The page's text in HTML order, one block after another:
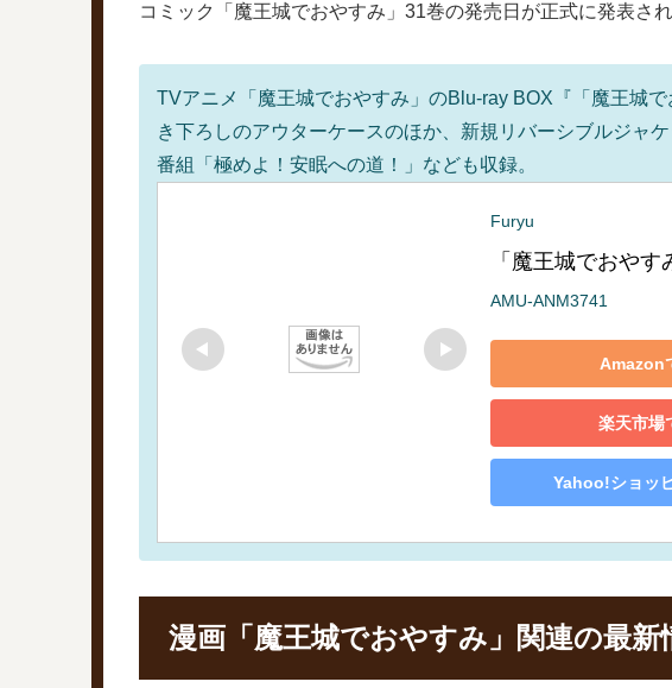
コミック「魔王城でおやすみ」31巻の発売日が正式に発表さ
TVアニメ「魔王城でおやすみ」のBlu-ray BOX『「魔王城
き下ろしのアウターケースのほか、新規リバーシブルジャ
番組「極めよ！安眠への道！」なども収録。
Furyu
「魔王城でおや
AMU-ANM3741
Amazon
楽天市場
Yahoo!ショッ
漫画「魔王城でおやすみ」関連の最新